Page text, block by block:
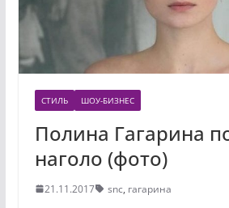
СТИЛЬ ШОУ-БИЗНЕС
Полина Гагарина
наголо (фото)
21.11.2017 snc, гагарина